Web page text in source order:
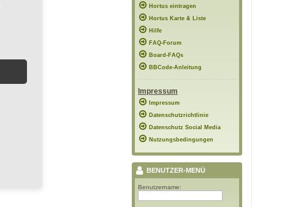
Hortus eintragen
Hortus Karte & Liste
Hilfe
FAQ-Forum
Board-FAQs
BBCode-Anleitung
Impressum
Impressum
Datenschutzrichtlinie
Datenschutz Social Media
Nutzungsbedingungen
BENUTZER-MENÜ
Benutzername: